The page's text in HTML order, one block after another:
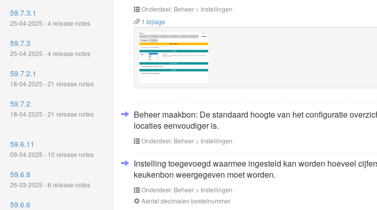
59.7.3.1
25-04-2025 - 4 release notes
59.7.3
25-04-2025 - 4 release notes
59.7.2.1
18-04-2025 - 21 release notes
59.7.2
18-04-2025 - 21 release notes
59.6.11
09-04-2025 - 10 release notes
59.6.8
26-03-2025 - 6 release notes
59.6.6
Onderdeel: Beheer > Instellingen
1 bijlage
Beheer maakbon: De standaard hoogte van het configuratie
locaties eenvoudiger is.
Onderdeel: Beheer > Instellingen
Instelling toegevoegd waarmee ingesteld kan worden hoeveel
keukenbon weergegeven moet worden.
Onderdeel: Beheer > Instellingen
Aantal decimalen bestelnummer